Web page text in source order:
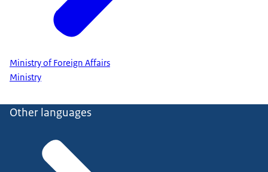
Ministry of Foreign Affairs
Ministry
Other languages